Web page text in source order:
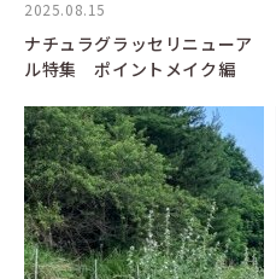
2025.08.15
ナチュラグラッセリニューア
ル特集 ポイントメイク編